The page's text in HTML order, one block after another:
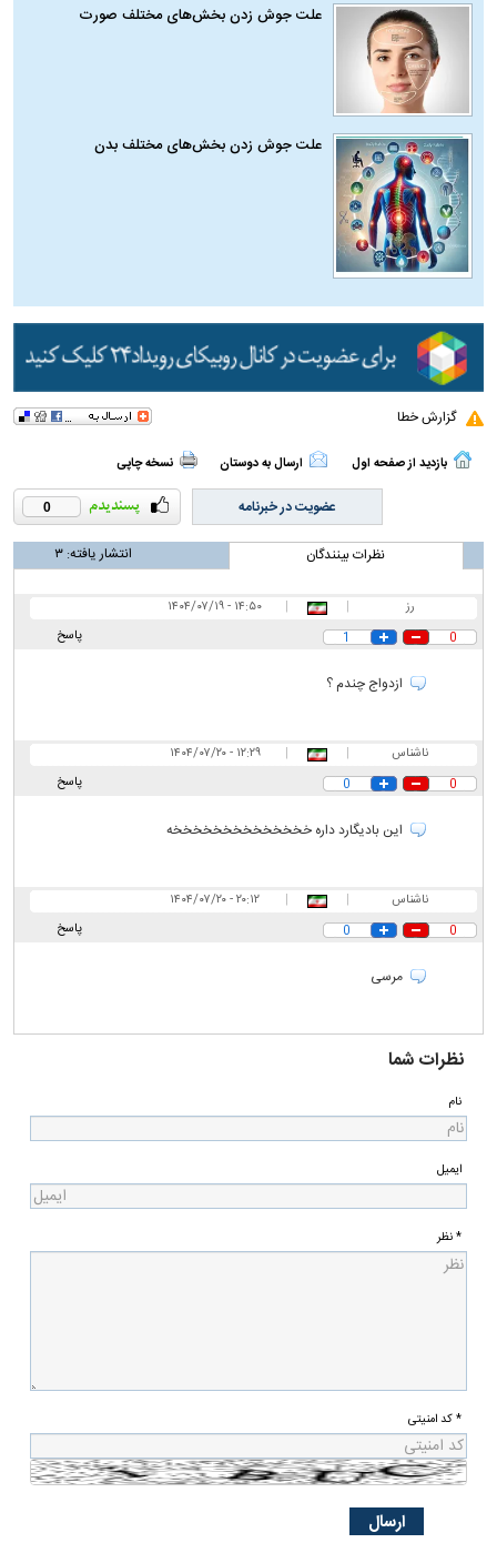
علت جوش زدن بخش‌های مختلف صورت
علت جوش زدن بخش‌های مختلف بدن
گزارش خطا
بازدید از صفحه اول ارسال به دوستان نسخه چاپی
0 عضویت در خبرنامه
نظرات بینندگان انتشار یافته:۳
رز |
|
۱۴:۵۰ - ۱۴۰۴/۰۷/۱۹
پاسخ
0
1
ازدواج چندم ؟
ناشناس |
|
۱۲:۲۹ - ۱۴۰۴/۰۷/۲۰
پاسخ
0
0
این بادیگارد داره خخخخخخخخخخخخخخه
ناشناس |
|
۲۰:۱۲ - ۱۴۰۴/۰۷/۲۰
پاسخ
0
0
مرسی
نظرات شما
نام
ایمیل
* نظر
* کد امنیتی